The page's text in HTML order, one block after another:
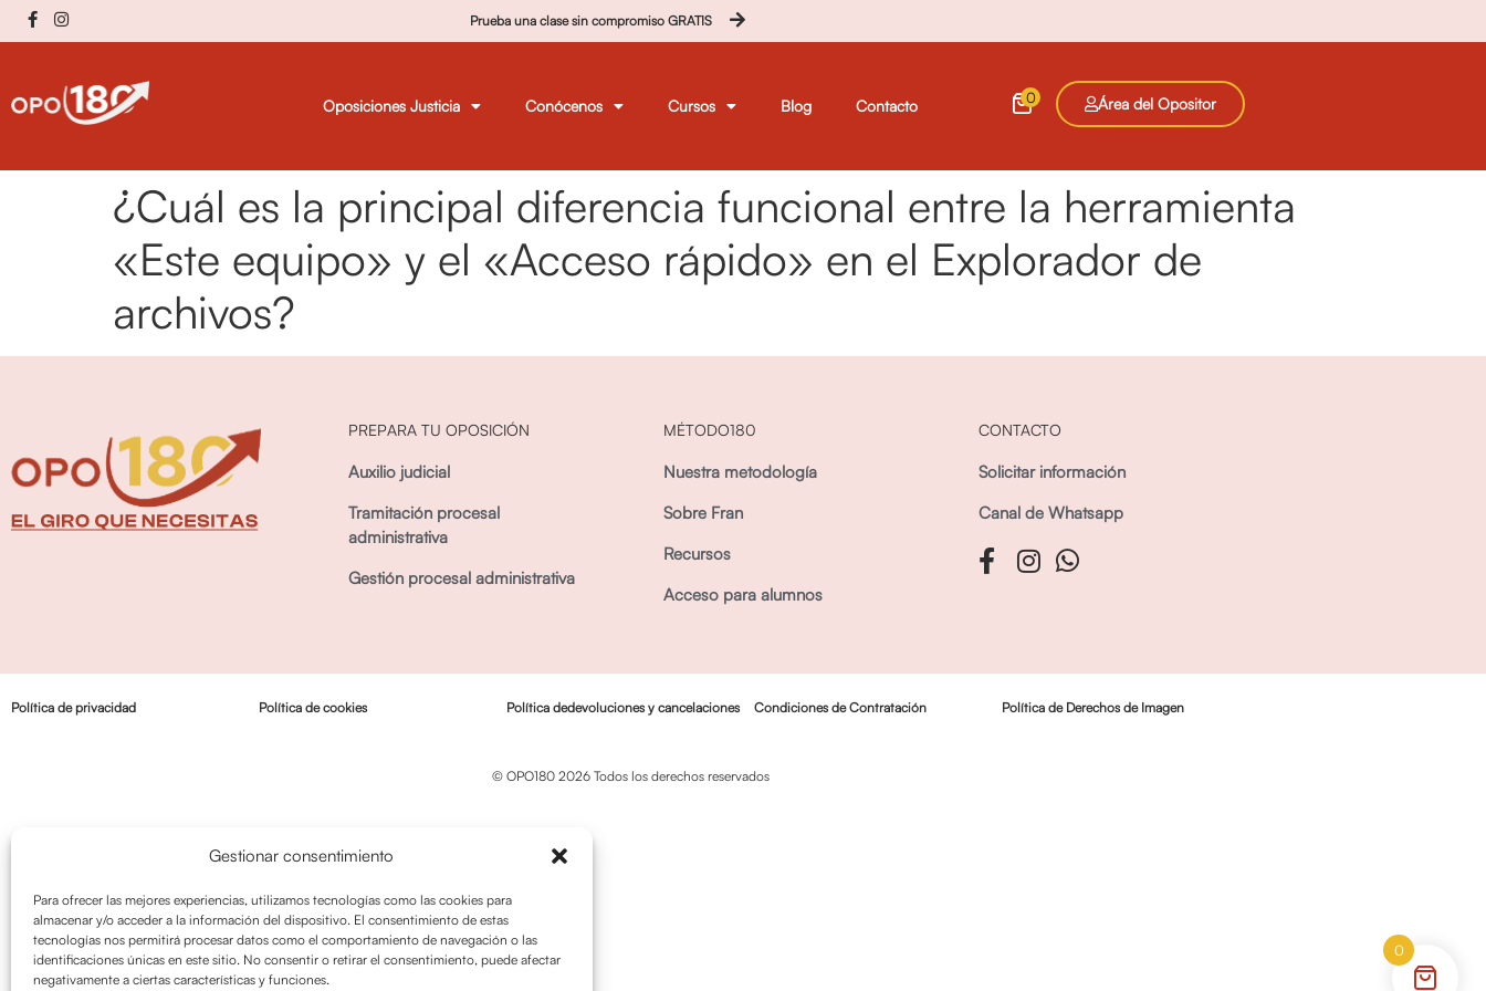
Gestionar consentimiento
Para ofrecer las mejores experiencias, utilizamos tecnologías como las cookies para
almacenar y/o acceder a la información del dispositivo. El consentimiento de estas
tecnologías nos permitirá procesar datos como el comportamiento de navegación o las
identificaciones únicas en este sitio. No consentir o retirar el consentimiento, puede afectar
negativamente a ciertas características y funciones.
Prueba una clase sin compromiso GRATIS
Oposiciones Justicia Conócenos Cursos Blog Contacto 0 Área del Opositor
¿Cuál es la principal diferencia funcional entre la herramienta
«Este equipo» y el «Acceso rápido» en el Explorador de
archivos?
PREPARA TU OPOSICIÓN
Auxilio judicial
Tramitación procesal
administrativa
Gestión procesal administrativa
MÉTODO180
Nuestra metodología
Sobre Fran
Recursos
Acceso para alumnos
CONTACTO
Solicitar información
Canal de Whatsapp
Política de privacidad Política de cookies Política dedevoluciones y cancelaciones Condiciones de Contratación Política de Derechos de Imagen
© OPO180 2026 Todos los derechos reservados
0